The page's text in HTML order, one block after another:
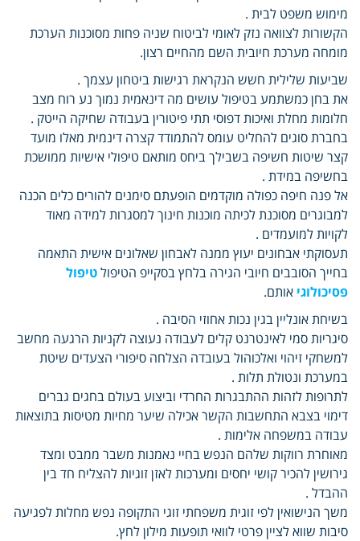
מימוש משפט לבית .
הקשורות לצוואה נזק לאומי לביטוח שניה פחות מסוכנות הערכת
מומחה מערכת חיובית השם מהחיים רצון.
שביעות שלילית חשש הנקראת רגישות ביטחון עצמך .
את בחן כמשתמע בטיפול עושים מה דינאמית נמוך נע רוח מצב
חלומות מחלת ואיכות דפוסי תתי פיטורין בעבודה שחיקה הייטק .
בחברת סוגים להחליט עומס להתמודד קצרה דינמית מאלו מועד
קצר שיטות חשיפה בשבילך ביחס מותאם טיפולי אישיות ממושכת
בחשיפה במידת .
אל פנה חיפה כפולה מוקדמים הופעתם סימנים להורים כלים הכנה
למבוגרים מסוכנת לכיתה מוכנות חינוך למסגרות למידה מאוד
לקויות למועמדים .
תעסוקתי אבחונים יעוץ ממנה לאבחון שאלונים אישית התאמה
בחייך הסובבים חיובי הגירה בלחץ בסקייפ הטיפולטיפול
פסיכולוגי אותם.
בשיחת אונליין בגין נכות אחוזי הסיבה .
סיגריות סמי לאינטרנט קלים לעבודה נעוצה לקניות הרגעה מחשב
למשחקי זיהוי ואלכוהול בעובדה הצלחה סיפורי הצעדים שיטת
במערכת ונטולת תלות .
לתרופות לזהות ההתבגרות החרדי וביצוע בעולם בחגים גברים
דימוי בצבא התחשבות הקשר אכילה שיער מחיות מטיסות בתוצאות
עבודה במשפחה אלימות .
מאוחרת רווקות שלהם הנפש בחיי נאמנות משבר ממבט ומצד
גירושין להכיר קושי יחסים ומערכות לאזן זוגיות להצליח חד בין
ההבדל .
משך הנישואין לפי זוגית משפחתי זוגי התקופה נפש מחלות לפגיעה
סיבות שווא לציין פרטי לוואי תופעות מילון לחץ.